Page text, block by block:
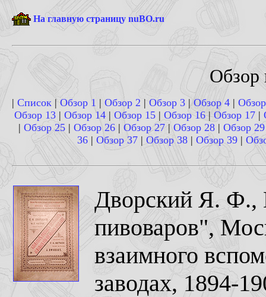
На главную страницу nuBO.ru
Обзор
| Список | Обзор 1 | Обзор 2 | Обзор 3 |Обзор 4 |
Обзор 13 | Обзор 14 | Обзор 15 | Обзор 16 |Обзор 17 |
| Обзор 25 | Обзор 26 | Обзор 27 | Обзор 28 | Обзор 29
36| Обзор 37| Обзор 38| Обзор 39|
Дворский Я. Ф.,
пивоваров",
взаимного
заводах, 1894-